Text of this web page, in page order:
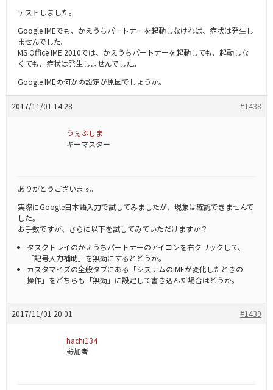
テストしました。
Google IMEでも、かえうちパートナーを起動しなければ、症状は発生し
ませんでした。
MS Office IME 2010では、かえうちパートナーを起動しても、起動しな
くても、症状は発生しませんでした。
Google IMEの何かの設定が原因でしょうか。
2017/11/01 14:28 #1438
うぇぶしま
キーマスター
ありがとうございます。
実際にGoogle日本語入力で試してみましたが、現象は確認できませんで
した。
お手数ですが、さらに以下を試してみていただけますか？
タスクトレイのかえうちパートナーのアイコンを右クリックして、
「記号入力補助」を無効にするとどうか。
カスタマイズの全般タブにある「システムのIMEが変化したときの
操作」をどちらも「無効」に設定して書き込んだ場合はどうか。
2017/11/01 20:01 #1439
hachi134
参加者